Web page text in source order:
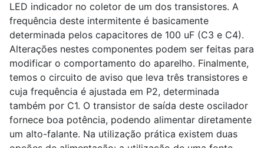
LED indicador no coletor de um dos transistores. A
frequência deste intermitente é basicamente
determinada pelos capacitores de 100 uF (C3 e C4).
Alterações nestes componentes podem ser feitas para
modificar o comportamento do aparelho. Finalmente,
temos o circuito de aviso que leva três transistores e
cuja frequência é ajustada em P2, determinada
também por C1. O transistor de saída deste oscilador
fornece boa potência, podendo alimentar diretamente
um alto-falante. Na utilização prática existem duas